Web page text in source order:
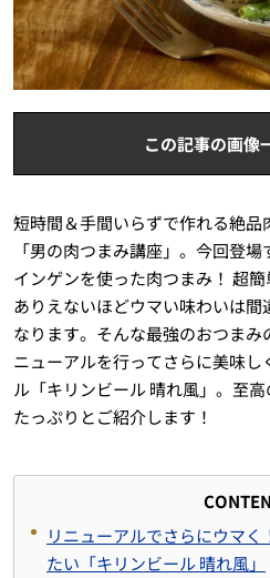
この記事の画像
短時間＆手間いらずで作れる絶
「男の肉つまみ講座」。今回登
インゲンを使った肉つまみ！ 超簡
ありえないほどウマい味わいは間
なります。そんな最強のおつまみ
ニューアルを行ってさらに美味
ル「キリンビール 晴れ風」。至
たっぷりとご紹介します！
リニューアルでさらにウマ
たい「キリンビール 晴れ風」